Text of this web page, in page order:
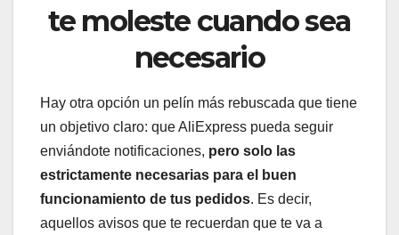
te moleste cuando sea
necesario
Hay otra opción un pelín más rebuscada que tiene
un objetivo claro: que AliExpress pueda seguir
enviándote notificaciones, pero solo las
estrictamente necesarias para el buen
funcionamiento de tus pedidos. Es decir,
aquellos avisos que te recuerdan que te va a